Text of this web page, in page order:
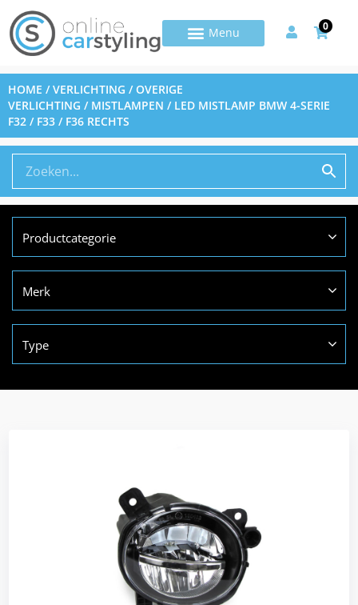
0
HOME /VERLICHTING /OVERIGE
VERLICHTING / MISTLAMPEN / LED MISTLAMP BMW 4-SERIE
F32 / F33 / F36 RECHTS
Productcategorie
Merk
Type